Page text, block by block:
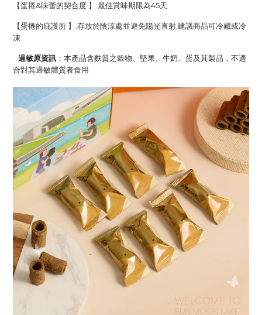
【蛋捲&味蕾的契合度 】:最佳賞味期限為45天
【蛋捲的庇護所 】:存放於陰涼處並避免陽光直射,建議商品可冷藏或冷
凍
過敏原資訊 ：本產品含麩質之穀物、堅果、牛奶、蛋及其製品，不適
合對其過敏體質者食用